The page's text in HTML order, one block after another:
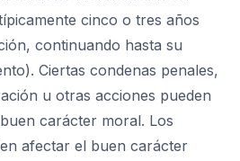
cinco o tres años
continuando hasta su
Ciertas condenas penales,
u otras acciones pueden
carácter moral. Los
afectar el buen carácter